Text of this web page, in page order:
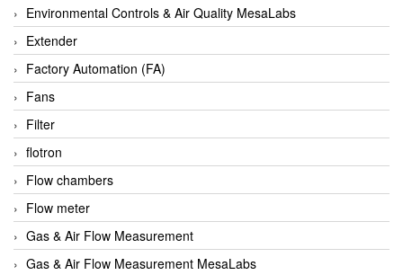
AOBEN
Apex Dynamics Vietnam
Apex Dynamics Vietnam
Apiste
APLISENS VietNam
Apollo Fire
Appleton
AQ Matic
Aqualabo Vietnam
Aquametro
Environmental Controls & Air Quality MesaLabs
Extender
Factory Automation (FA)
Fans
Filter
flotron
Flow chambers
Flow meter
Gas & Air Flow Measurement
Gas & Air Flow Measurement MesaLabs